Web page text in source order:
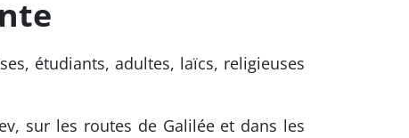
étudiants, adultes, laïcs, religieuses
sur les routes de Galilée et dans les